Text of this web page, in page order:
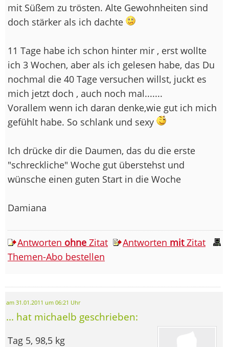
mit Süßem zu trösten. Alte Gewohnheiten sind
doch stärker als ich dachte
11 Tage habe ich schon hinter mir , erst wollte
ich 3 Wochen, aber als ich gelesen habe, das Du
nochmal die 40 Tage versuchen willst, juckt es
mich jetzt doch , auch noch mal.......
Vorallem wenn ich daran denke,wie gut ich mich
gefühlt habe. So schlank und sexy
Ich drücke dir die Daumen, das du die erste
"schreckliche" Woche gut überstehst und
wünsche einen guten Start in die Woche
Damiana
Antworten ohne Zitat Antworten mitZitat
Themen-Abo bestellen
am 31.01.2011 um 06:21 Uhr
... hat michaelb geschrieben:
Tag 5, 98,5 kg